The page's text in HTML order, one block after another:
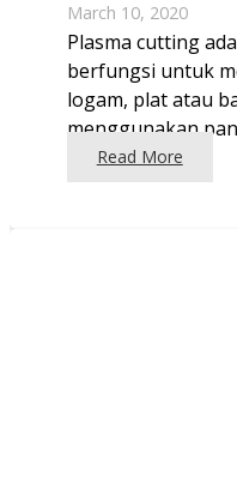
March 10, 2020
Plasma cutting
berfungsi untuk
logam, plat atau
menggunakan
Read More